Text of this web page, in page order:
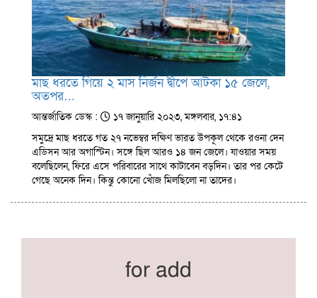
মাছ ধরতে গিয়ে ২ মাস নির্জন দ্বীপে আটকা ১৫ জেলে,
অতপর…
আন্তর্জাতিক ডেস্ক :
১৭ জানুয়ারি ২০২৩, মঙ্গলবার, ১৭:৪১
সমুদ্রে মাছ ধরতে গত ২৭ নভেম্বর দক্ষিণ ভারত উপকূল থেকে রওনা দেন
এডিসন আর অগাস্টিন। সঙ্গে ছিল আরও ১৪ জন জেলে। যাওয়ার সময়
বলেছিলেন, ফিরে এসে পরিবারের সাথে কাটাবেন বড়দিন। তার পর কেটে
গেছে অনেক দিন। কিন্তু কোনো খোঁজ মিলছিলো না তাদের।
for add